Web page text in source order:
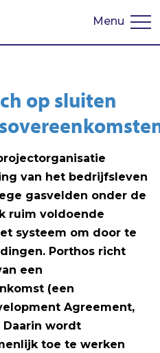
Menu
op sluiten
van het bedrijfsleven
gasvelden onder de
ruim voldoende
systeem om door te
Porthos richt
een
(een
Agreement,
Daarin wordt
toe te werken